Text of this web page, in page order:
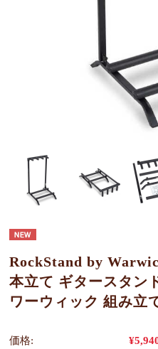
RockStand by
本立て ギタースタン
ワーウィック 組み立
価格: